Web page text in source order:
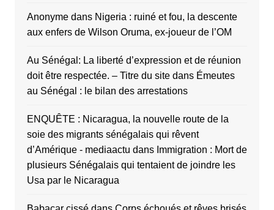
Anonymedans Nigeria : ruiné et fou, la descente
aux enfers de Wilson Oruma, ex-joueur de l’OM
Au Sénégal: La liberté d’expression et de réunion
doit être respectée. – Titre du sitedans Émeutes
au Sénégal : le bilan des arrestations
ENQUÊTE : Nicaragua, la nouvelle route de la
soie des migrants sénégalais qui rêvent
d’Amérique - mediaactu dans Immigration : Mort de
plusieurs Sénégalais qui tentaient de joindre les
Usa par le Nicaragua